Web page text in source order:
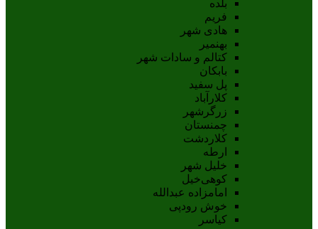
بلده
فریم
هادی شهر
بهنمیر
کتالم و سادات شهر
بابکان
پل سفید
کلارآباد
زرگرشهر
چمنستان
کلاردشت
ارطه
خلیل شهر
کوهی‌خیل
امامزاده عبدالله
خوش رودپی
کیاسر